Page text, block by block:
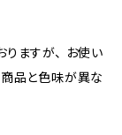
ますが、 お使い
品と色味が異な